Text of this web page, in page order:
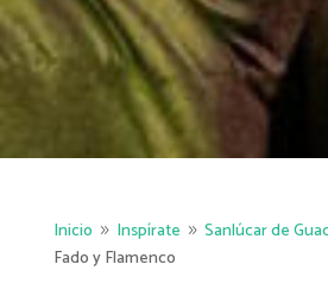
Inicio 9 Inspírate 9 Sanlúcar de
Fado y Flamenco